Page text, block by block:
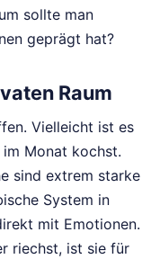
sollte man
geprägt hat?
Raum
Vielleicht ist es
Monat kochst.
sind extrem starke
System in
mit Emotionen.
riechst, ist sie für